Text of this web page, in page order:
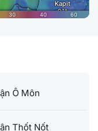
Ô Môn
Thốt Nốt